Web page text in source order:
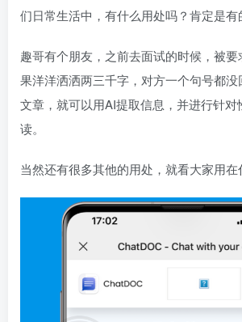
们日常生活中，有什么用处吗？肯定是有
趣哥有个朋友，之前去面试的时候，被
果洋洋洒洒两三千字，对方一个句号都
文章，就可以用AI提取信息，并进行针对
读。
当然还有很多其他的用处，就看大家用在